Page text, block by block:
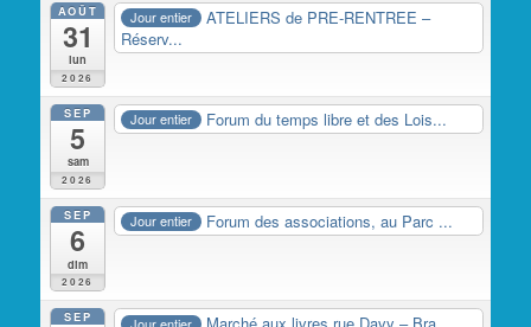
AOÛT
31
lun
2026
Jour entier
ATELIERS de PRE-RENTREE –
Réserv...
SEP
5
sam
2026
Jour entier Forum du temps libre et des Lois...
SEP
6
dim
2026
Jour entier Forum des associations, au Parc ...
SEP Jour entier